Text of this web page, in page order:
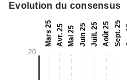
Evolution du consensus